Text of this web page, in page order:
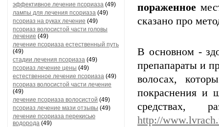
эффективное лечение псориаза (49)
лампы для лечения псориаза (49)
псориаз на руках лечение (49)
псориаз волосистой части головы
лечение (49)
лечение псориаза естественный путь
(49)
стадии лечения псориаза (49)
псориаз лечение цены (49)
естественное лечение псориаза (49)
псориаз волосистой части лечение
(49)
лечение псориаза волосистой (49)
псориаз лечение мази отзывы (49)
лечение псориаза перекисью
водорода (49)
пораженное
сказано про
В основном -
препапараты и
волосах,
покраснения и
средствах,
http://